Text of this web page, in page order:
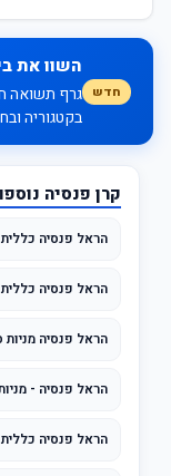
חדש
השוו את
גרף תשואה
בקטגוריה
קרן פנסיה
הראל פנסיה כללית
הראל פנסיה כללית
הראל פנסיה מניות
הראל פנסיה -
הראל פנסיה כללית -